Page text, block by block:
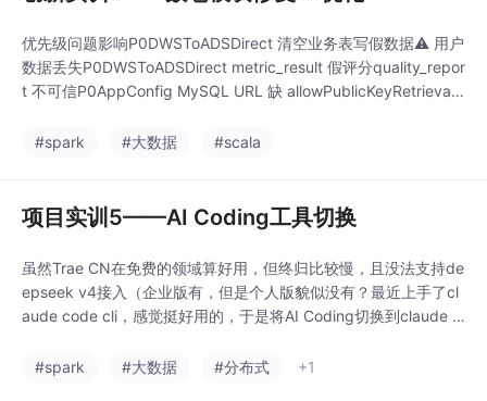
优先级问题影响P0DWSToADSDirect 清空业务表写假数据⚠️ 用户
数据丢失P0DWSToADSDirect metric_result 假评分quality_repor
t 不可信P0AppConfig MySQL URL 缺 allowPublicKeyRetrieval
采集中断P1DWDToDW
#spark #大数据 #scala
项目实训5——AI Coding工具切换
虽然Trae CN在免费的领域算好用，但终归比较慢，且没法支持de
epseek v4接入（企业版有，但是个人版貌似没有？最近上手了cl
aude code cli，感觉挺好用的，于是将AI Coding切换到claude c
绍cc的国内安装。前置工作：下载node.js & git（搜一下就行，没
#spark #大数据 #分布式 +1